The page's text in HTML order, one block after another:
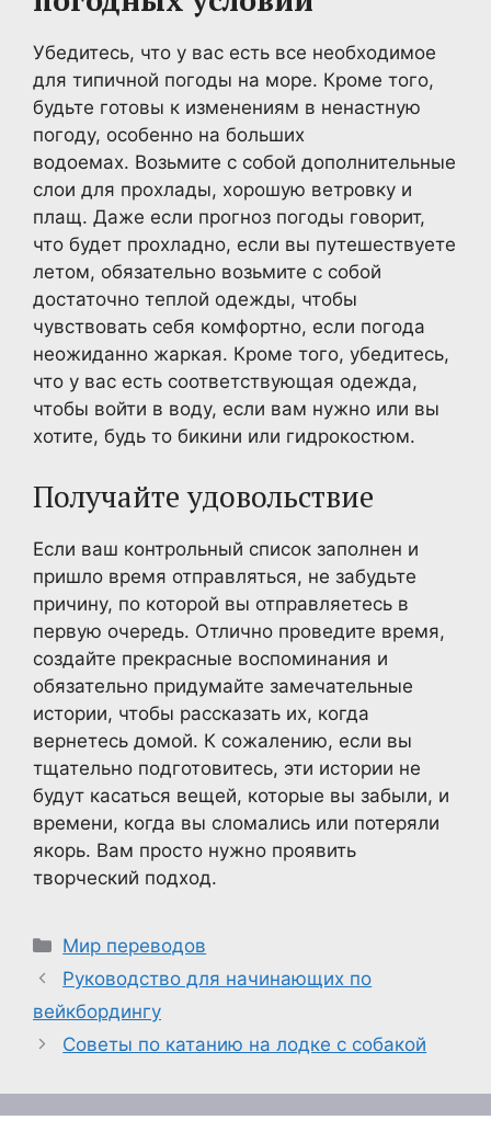
Убедитесь, что у вас есть все необходимое
для типичной погоды на море. Кроме того,
будьте готовы к изменениям в ненастную
погоду, особенно на больших
водоемах. Возьмите с собой дополнительные
слои для прохлады, хорошую ветровку и
плащ. Даже если прогноз погоды говорит,
что будет прохладно, если вы путешествуете
летом, обязательно возьмите с собой
достаточно теплой одежды, чтобы
чувствовать себя комфортно, если погода
неожиданно жаркая. Кроме того, убедитесь,
что у вас есть соответствующая одежда,
чтобы войти в воду, если вам нужно или вы
хотите, будь то бикини или гидрокостюм.
Получайте удовольствие
Если ваш контрольный список заполнен и
пришло время отправляться, не забудьте
причину, по которой вы отправляетесь в
первую очередь. Отлично проведите время,
создайте прекрасные воспоминания и
обязательно придумайте замечательные
истории, чтобы рассказать их, когда
вернетесь домой. К сожалению, если вы
тщательно подготовитесь, эти истории не
будут касаться вещей, которые вы забыли, и
времени, когда вы сломались или потеряли
якорь. Вам просто нужно проявить
творческий подход.
Рубрики
Мир переводов
Руководство для начинающих по
вейкбордингу
Советы по катанию на лодке с собакой